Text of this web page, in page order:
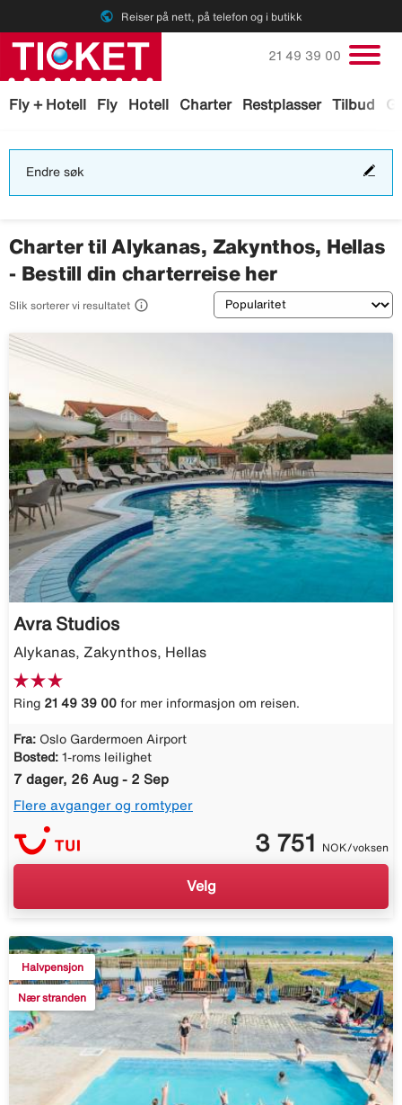
public Reiser på nett, på telefon og i butikk
Fly + Hotell Fly Hotell Charter Restplasser Tilbud
Ring oss på
21 49 39 00
Endre søk
Charter til Alykanas, Zakynthos, Hellas
- Bestill din charterreise her
Slik sorterer vi resultatet  Sortering
Avra Studios
Alykanas, Zakynthos, Hellas
Ring 21 49 39 00 for mer informasjon om reisen.
Fra: Oslo Gardermoen Airport
Bosted: 1-roms leilighet
7 dager, 26 Aug - 2 Sep
Flere avganger og romtyper
3 751 NOK/voksen
Velg
Halvpensjon
Nær stranden